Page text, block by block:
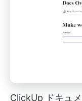
ClickUp ドキュ